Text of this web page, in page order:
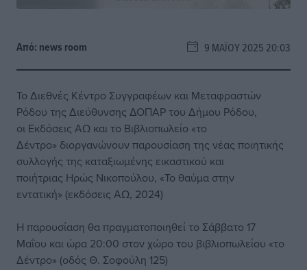
Από: news room 9 ΜΑΪ́ΟΥ 2025 20:03
Το Διεθνές Κέντρο Συγγραφέων και Μεταφραστών
Ρόδου της Διεύθυνσης ΔΟΠΑΡ του Δήμου Ρόδου,
οι Εκδόσεις ΑΩ και το Βιβλιοπωλείο «το
Δέντρο» διοργανώνουν παρουσίαση της νέας ποιητικής
συλλογής της καταξιωμένης εικαστικού και
ποιήτριας Ηρώς Νικοπούλου, «Το θαύμα στην
εντατική» (εκδόσεις ΑΩ, 2024)
Η παρουσίαση θα πραγματοποιηθεί το Σάββατο 17
Μαΐου και ώρα 20:00 στον χώρο του βιβλιοπωλείου «το
Δέντρο» (οδός Θ. Σοφούλη 125)